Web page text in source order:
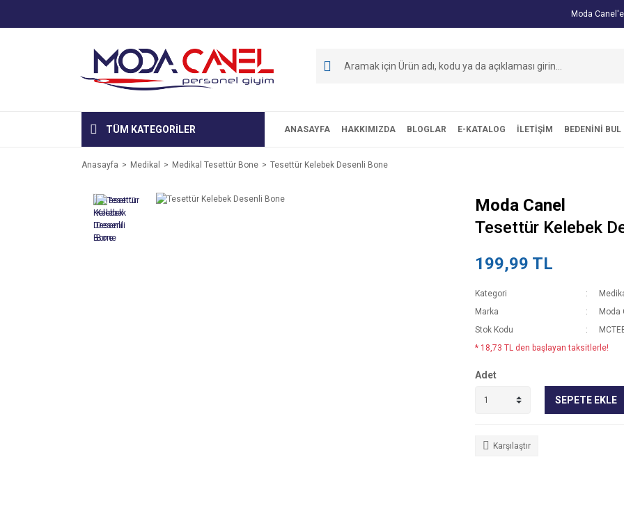
Moda
TÜM KATEGORİLER ANASAYFA HAKKIMIZDA BLOGLAR E-KATALOG İLETİŞİM BEDENİNİ BUL
Anasayfa Medikal Medikal Tesettür Bone Tesettür Kelebek Desenli Bone
Moda Canel
Tesettür Kelebek
199,99 TL
Kategori
Marka
Moda
Stok Kodu
* 18,73 TL den başlayan taksitlerle!
Adet
SEPETE EKLE
Karşılaştır